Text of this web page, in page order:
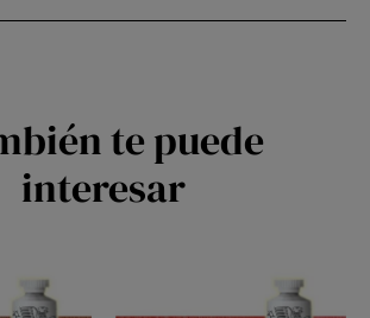
te puede
interesar